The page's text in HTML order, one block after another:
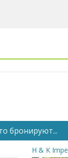
бронируют...
H & K